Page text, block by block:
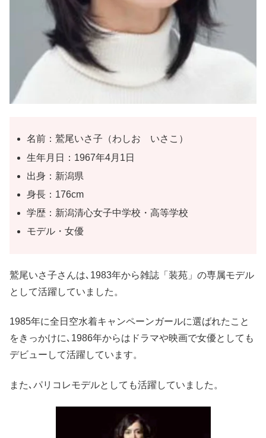
名前：鷲尾いさ子（わしお いさこ）
生年月日：1967年4月1日
出身：新潟県
身長：176cm
学歴：新潟清心女子中学校・高等学校
モデル・女優
鷲尾いさ子さんは､1983年から雑誌「装苑」の専属モデル
として活躍していました。
1985年に全日空水着キャンペーンガールに選ばれたこと
をきっかけに､1986年からはドラマや映画で女優としても
デビューして活躍しています。
また､パリコレモデルとしても活躍していました。